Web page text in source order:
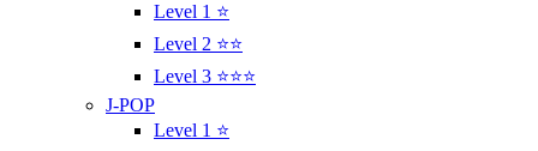
Level 1 ⭐
Level 2 ⭐⭐
Level 3 ⭐⭐⭐
J-POP
Level 1 ⭐